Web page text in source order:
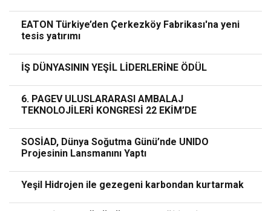
EATON Türkiye’den Çerkezköy Fabrikası'na yeni
tesis yatırımı
İŞ DÜNYASININ YEŞİL LİDERLERİNE ÖDÜL
6. PAGEV ULUSLARARASI AMBALAJ
TEKNOLOJİLERİ KONGRESİ 22 EKİM’DE
SOSİAD, Dünya Soğutma Günü’nde UNIDO
Projesinin Lansmanını Yaptı
Yeşil Hidrojen ile gezegeni karbondan kurtarmak